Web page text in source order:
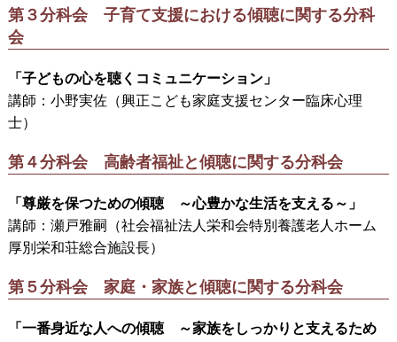
第３分科会 子育て支援における傾聴に関する分科
会
「子どもの心を聴くコミュニケーション」
講師：小野実佐（興正こども家庭支援センター臨床心理
士）
第４分科会 高齢者福祉と傾聴に関する分科会
「尊厳を保つための傾聴 ～心豊かな生活を支える～」
講師：瀬戸雅嗣（社会福祉法人栄和会特別養護老人ホーム
厚別栄和荘総合施設長）
第５分科会 家庭・家族と傾聴に関する分科会
「一番身近な人への傾聴 ～家族をしっかりと支えるため